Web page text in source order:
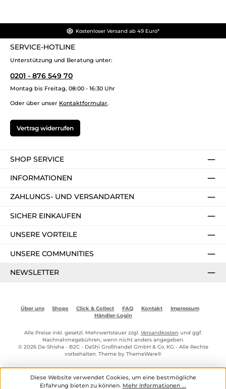
Kostenloser Versand ab 49 Euro*
SERVICE-HOTLINE
Unterstützung und Beratung unter:
0201 - 876 549 70
Montag bis Freitag, 08:00 - 16:30 Uhr
Oder über unser Kontaktformular.
Vertrag widerrufen
SHOP SERVICE
INFORMATIONEN
ZAHLUNGS- UND VERSANDARTEN
SICHER EINKAUFEN
UNSERE VORTEILE
UNSERE COMMUNITIES
NEWSLETTER
Über uns Shops Click & Collect FAQ Kontakt
Impressum
Händler-Login
Alle Preise inkl. gesetzl. Mehrwertsteuer zzgl. Versandkosten und ggf.
Nachnahmegebühren, wenn nicht anders angegeben.
© 2026 Da-Shisha - B2C - DaShi Großhandel GmbH & Co. KG - Alle Rechte
vorbehalten. Theme by ThemeWare®
Diese Website verwendet Cookies, um eine bestmögliche
Erfahrung bieten zu können. Mehr Informationen ...